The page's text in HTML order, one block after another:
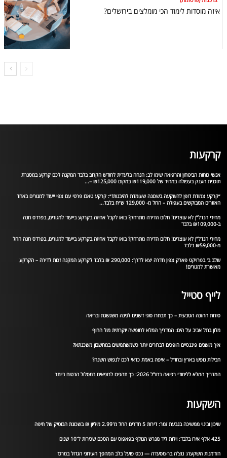
איזה מוסדות לימוד הכי מומלצים בירושלים?
קרקעות
אנשי כוחות הביטחון והרפואה שימו לב: הנחה בלעדית לחודש הקרוב בלבד המקנה לכם קרקע במסגרת
תוכנית הענק בעפולה במחיר של ₪119,000 במקום ₪125,000 –...
״קרקע צמודת דופן להשקעה בשכונה שעומדת להיבנות!״: קרקע טאבו פרטי עם צפי ייעוד למגורים באחד
האזורים המבוקשים בעפולה – החל מ- 129,000 ש״ח בלבד...
מחירי הנדל”ן לא עוצרים! חלום הדירה מתרחק? בואו לקבל אחיזה בקרקע בייעוד למגורים, בפרדס חנה
ב-₪109,000 בלבד
מחירי הנדל”ן לא עוצרים! חלום הדירה מתרחק? בואו לקבל אחיזה בקרקע בייעוד למגורים, בפרדס חנה החל
מ-₪59,000 בלבד
שלב ב׳ בפרויקט פארק צפון חדרה יצא לדרך: 290,000 ₪ בלבד לקרקע המקנה זכות לדירה – הקרקע
מאושרת למגורים!
לייף סטייל
סודות ההזנה הטבעית – כך תבחרו סוגי דשנים לגינה משגשגת ובריאה
מלון בתל אביב על הים: המדריך המלא לחופשה יוקרתית מול החוף
איך מושגים פיננסיים הופכים לברורים יותר כשמשתמשים במחשבון משכנתא?
חבילות נופש בארץ ובחו״ל – איפה באמת כדאי לכם לנפוש השנה?
המדריך המלא ללימודי רפואה בחו”ל 2026: כך תהפכו לרופאים במסלול הבטוח ביותר
השקעות
שיכון ובינוי ממשיכה בגבעת זמר: דירות 5 חדרים החל מ־2.99 מיליון ₪ בשכונת הבוטיק של חיפה
425 אלף אירו בלבד: וילות ליד מגרש הגולף בפאפוס עם הסכם שכירות ל־10 שנים
הזדמנות השקעה: נוצ’ה בר-מסעדה — נכס פועל בלב המהפך העירוני הגדול במרכז